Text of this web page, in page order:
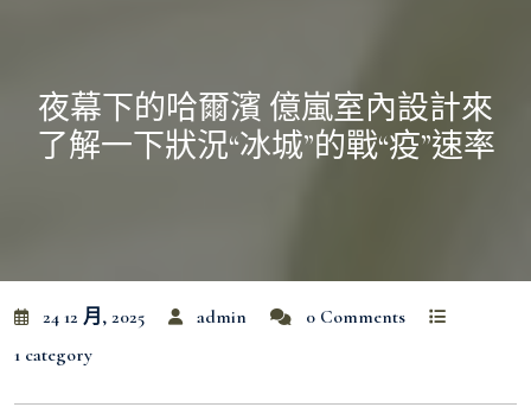
夜幕下的哈爾濱 億嵐室內設計來
了解一下狀況“冰城”的戰“疫”速率
24 12 月, 2025 admin
0 Comments
1 category